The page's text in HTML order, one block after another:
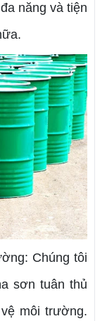
năng và tiện
Chúng tôi
sơn tuân thủ
môi trường.